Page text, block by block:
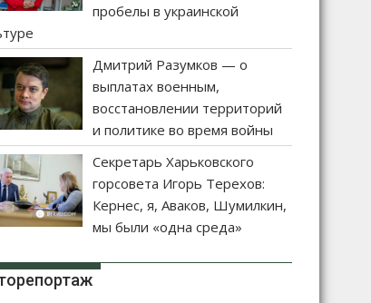
пробелы в украинской
Дмитрий Разумков — о
выплатах военным,
восстановлении территорий
и политике во время войны
Секретарь Харьковского
горсовета Игорь Терехов:
Кернес, я, Аваков, Шумилкин,
мы были «одна среда»